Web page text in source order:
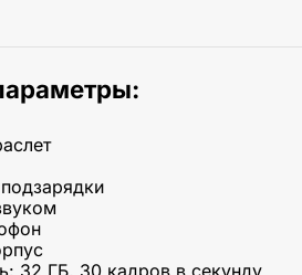
32 ГБ, 30 кадров в секунду